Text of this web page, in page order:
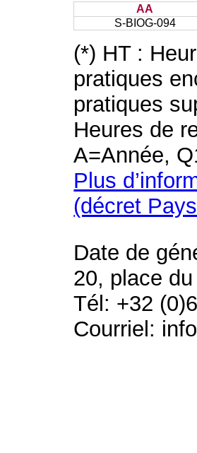
AA
S-BIOG-094
(*) HT :
pratiques
pratiques
Heures de
A=Année,
Plus
(décret
Date de
20, place
Tél: +32
Courriel: